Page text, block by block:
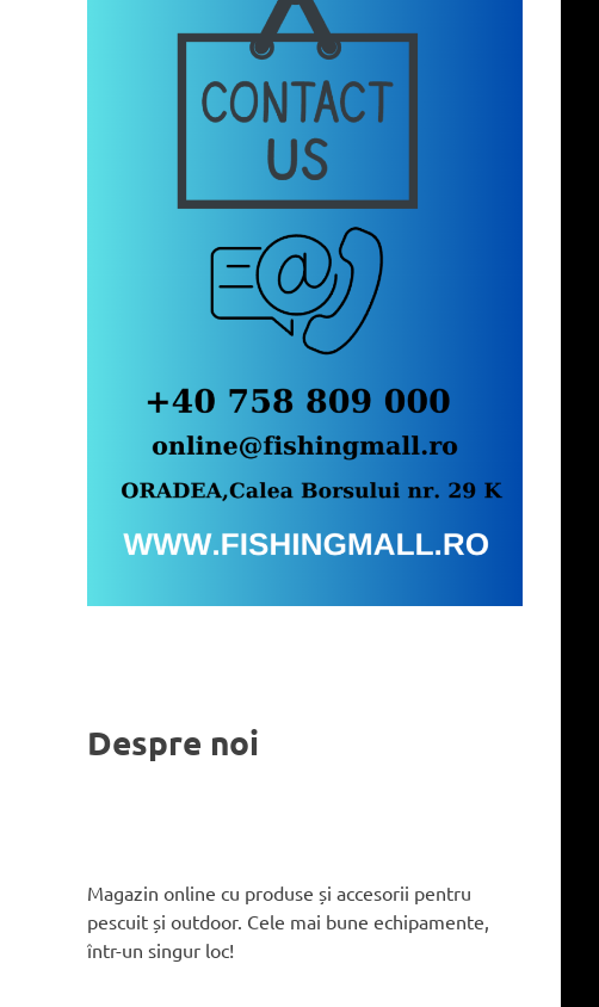
Despre noi
Magazin online cu produse și accesorii pentru
pescuit și outdoor. Cele mai bune echipamente,
într-un singur loc!